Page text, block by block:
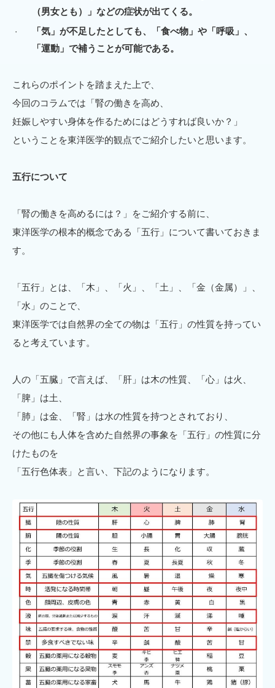
（男女とも）」などの症状が出てくる。
「気」が不足したとしても、「食べ物」や「呼吸」、
「運動」で補うことが可能である。
これらのポイントを踏まえた上で、
今回のコラムでは「腎の働きを高め、
妊娠しやすい身体を作るためにはどうすれば良いか？」
ということを東洋医学的観点でご紹介したいと思います。
五行について
「腎の働きを高めるには？」をご紹介する前に、
東洋医学の根本的概念である「五行」について書いておきま
す。
「五行」とは、「木」、「火」、「土」、「金（金属）」、
「水」のことで、
東洋医学では自然界の全ての物は「五行」の性質を持ってい
ると考えています。
人の「五臓」で言えば、「肝」は木の性質、「心」は火、
「脾」は土、
「肺」は金、「腎」は水の性質を持つとされており、
その他にも人体を含めた自然界の事象を「五行」の性質に分
けたものを
「五行色体表」と言い、下記のようになります。